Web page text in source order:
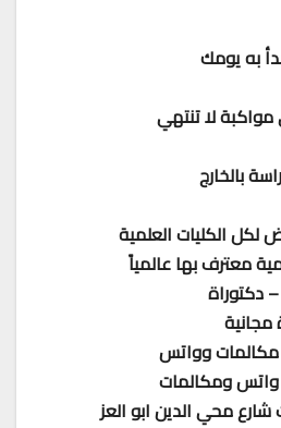
به يومك
مواكبة لا تنتهي
بالخارج
لكل الكليات العلمية
معترف بها عالمياً
دكتوراة
محي الدين ابو العز